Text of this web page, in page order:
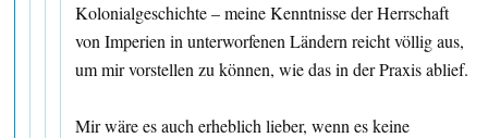
Kolonialgeschichte – meine Kenntnisse der Herrschaft
von Imperien in unterworfenen Ländern reicht völlig aus,
um mir vorstellen zu können, wie das in der Praxis ablief.
Mir wäre es auch erheblich lieber, wenn es keine